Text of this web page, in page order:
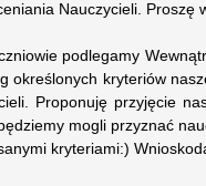
Nauczycieli. Proszę
podlegamy
określonych kryteriów
Proponuję przyjęcie
mogli przyznać
kryteriami:)